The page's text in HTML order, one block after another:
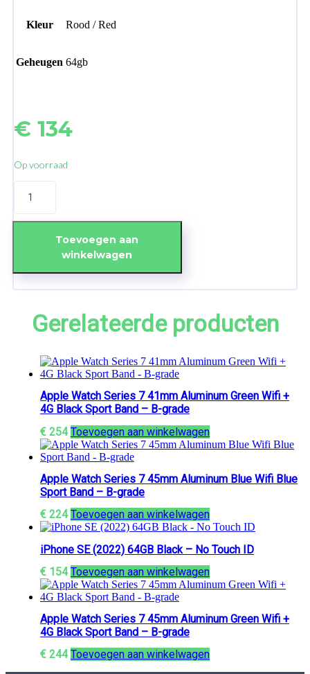
Kleur Rood / Red
Geheugen 64gb
€ 134
Op voorraad
64GB
Touch
Toevoegen aan
winkelwagen
Gerelateerde producten
Apple Watch Series 7 41mm Aluminum Green Wifi +
4G Black Sport Band – B-grade
€ 254 Toevoegen aan winkelwagen
Apple Watch Series 7 45mm Aluminum Blue Wifi Blue
Sport Band – B-grade
€ 224 Toevoegen aan winkelwagen
iPhone SE (2022) 64GB Black – No Touch ID
€ 154 Toevoegen aan winkelwagen
Apple Watch Series 7 45mm Aluminum Green Wifi +
4G Black Sport Band – B-grade
€ 244 Toevoegen aan winkelwagen